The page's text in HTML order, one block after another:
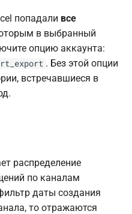
попадали все
в выбранный
опцию аккаунта:
. Без этой опции
встречавшиеся в
распределение
по каналам
даты создания
то отражаются